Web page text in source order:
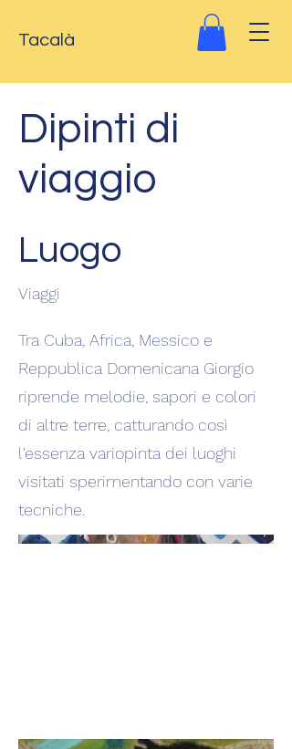
Tacalà
Dipinti di
viaggio
Luogo
Viaggi
Tra Cuba, Africa, Messico e
Reppublica Domenicana Giorgio
riprende melodie, sapori e colori
di altre terre, catturando così
l'essenza variopinta dei luoghi
visitati sperimentando con varie
tecniche.